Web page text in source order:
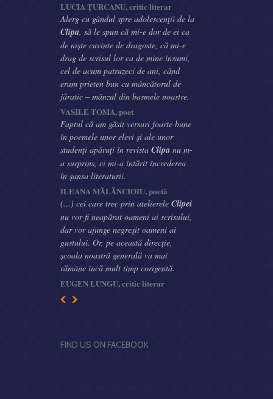
LUCIA ŢURCANU, critic literar
Alerg cu gândul spre adolescenţii de la
Clipa, să le spun că mi-e dor de ei ca
de nişte cuvinte de dragoste, că mi-e
drag de scrisul lor ca de mine însumi,
cel de acum patruzeci de ani, când
eram prieten bun cu mâncătorul de
jăratic – mânzul din basmele noastre.
VASILE TOMA, poet
Faptul că am găsit versuri foarte bune
în poemele unor elevi şi ale unor
studenţi apăruţi în revista Clipa nu m-
a surprins, ci mi-a întărit încrederea
în şansa literaturii.
ILEANA MĂLĂNCIOIU, poetă
(...) cei care trec prin atelierele Clipei
nu vor fi neapărat oameni ai scrisului,
dar vor ajunge negreşit oameni ai
gustului. Or, pe această direcţie,
şcoala noastră generală va mai
rămâne încă mult timp corigentă.
EUGEN LUNGU, critic literar
FIND US ON FACEBOOK